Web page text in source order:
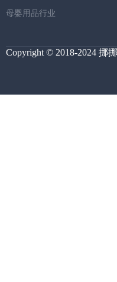
母婴用品行业
Copyright © 2018-2024 挪